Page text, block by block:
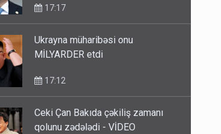
17:17
Ukrayna müharibəsi onu
MİLYARDER etdi
17:12
Ceki Çan Bakıda çəkiliş zamanı
qolunu zədələdi - VİDEO